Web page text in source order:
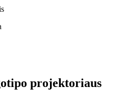
projektoriaus